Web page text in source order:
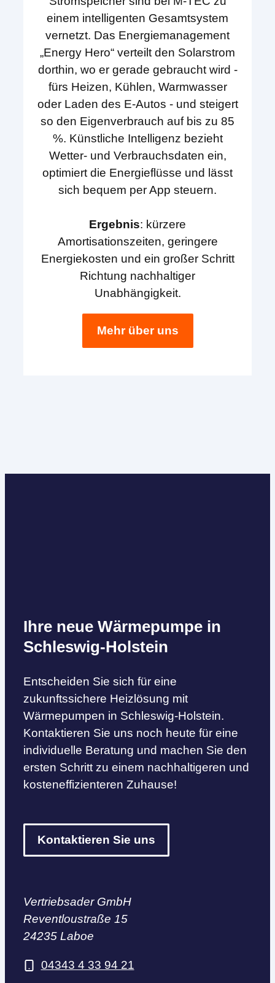
einem intelligenten Gesamtsystem
vernetzt. Das Energiemanagement
„Energy Hero“ verteilt den Solarstrom
dorthin, wo er gerade gebraucht wird -
fürs Heizen, Kühlen, Warmwasser
oder Laden des E-Autos - und steigert
so den Eigenverbrauch auf bis zu 85
%. Künstliche Intelligenz bezieht
Wetter- und Verbrauchsdaten ein,
optimiert die Energieflüsse und lässt
sich bequem per App steuern.
Ergebnis: kürzere
Amortisationszeiten, geringere
Energiekosten und ein großer Schritt
Richtung nachhaltiger
Unabhängigkeit.
Mehr über uns
Ihre neue Wärmepumpe in
Schleswig-Holstein
Entscheiden Sie sich für eine
zukunftssichere Heizlösung mit
Wärmepumpen in Schleswig-Holstein.
Kontaktieren Sie uns noch heute für eine
individuelle Beratung und machen Sie den
ersten Schritt zu einem nachhaltigeren und
kosteneffizienteren Zuhause!
Kontaktieren Sie uns
Vertriebsader GmbH
Reventloustraße 15
24235 Laboe
04343 4 33 94 21